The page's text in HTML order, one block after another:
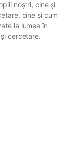
noștri, cine și
cine și cum
la lumea în
cercetare.